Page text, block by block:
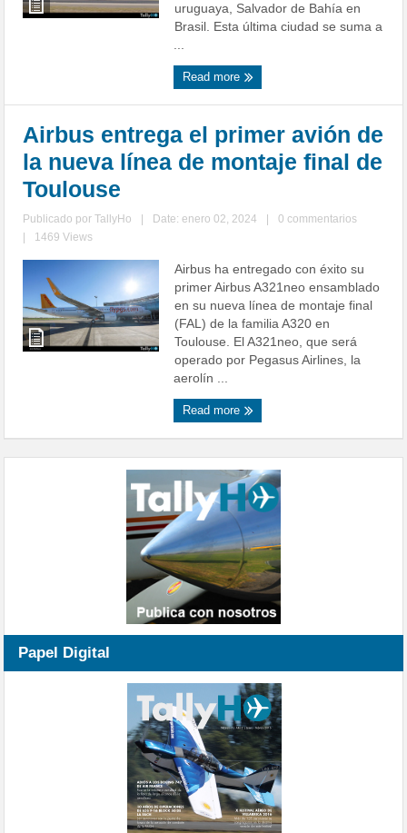
uruguaya, Salvador de Bahía en
Brasil. Esta última ciudad se suma a
...
Read more
Airbus entrega el primer avión de
la nueva línea de montaje final de
Toulouse
Publicado porTallyHo Date: enero 02, 2024
0 commentarios
1469 Views
Airbus ha entregado con éxito su
primer Airbus A321neo ensamblado
en su nueva línea de montaje final
(FAL) de la familia A320 en
Toulouse. El A321neo, que será
operado por Pegasus Airlines, la
aerolín ...
Read more
Papel Digital